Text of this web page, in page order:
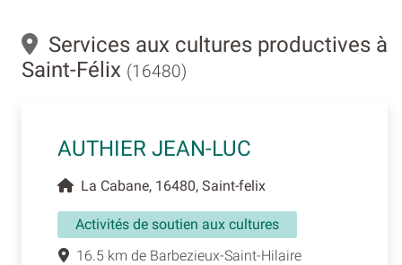
Services aux cultures productives à
Saint-Félix (16480)
AUTHIER JEAN-LUC
La Cabane, 16480, Saint-felix
Activités de soutien aux cultures
16.5 km de Barbezieux-Saint-Hilaire